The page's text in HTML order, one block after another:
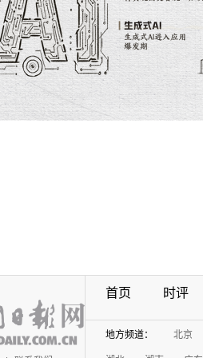
首页 时评
地方频道： 北京